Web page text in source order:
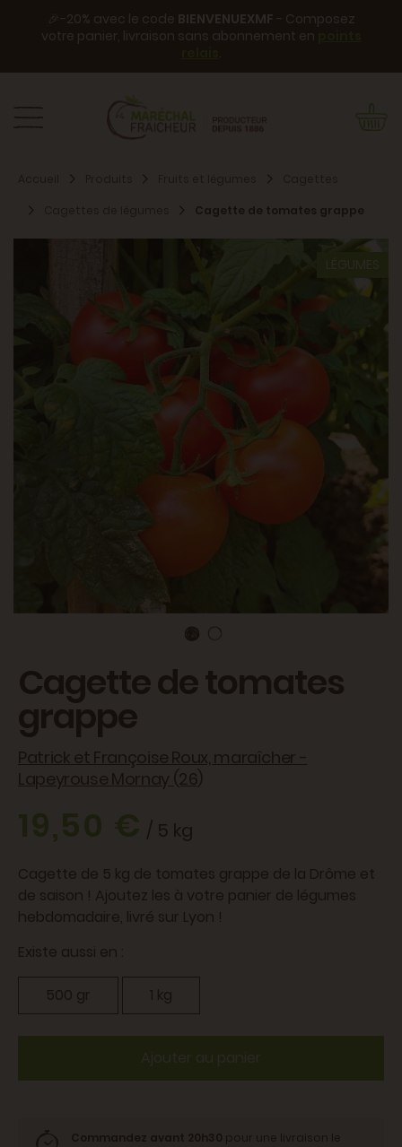
🎉-20% avec le code BIENVENUEXMF - Composez
votre panier, livraison sans abonnement en
.
Cagette de tomates grappe
LÉGUMES
Cagette de tomates
grappe
Patrick et Françoise Roux, maraîcher -
Lapeyrouse Mornay (26)
19,50 €/ 5 kg
Cagette de 5 kg de tomates grappe de la Drôme et
de saison ! Ajoutez les à votre panier de légumes
hebdomadaire, livré sur Lyon !
Existe aussi en :
500 gr 1 kg
Ajouter au panier